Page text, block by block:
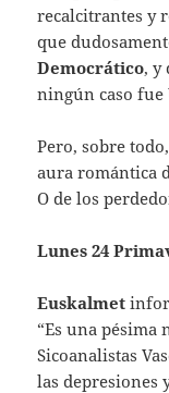
recalcitrantes y
que
Democrático, y
ningún caso fue
Pero, sobre
aura romántica
O de los
Lunes 24
Euskalmet
“Es una
Sicoanalistas
las depresiones